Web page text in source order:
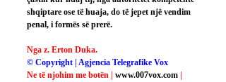
shqiptare ose të huaja, do të jepet një vendim
penal, i formës së prerë.
Nga z. Erton Duka.
© Copyright | Agjencia Telegrafike Vox
Ne të njohim me botën | www.007vox.com